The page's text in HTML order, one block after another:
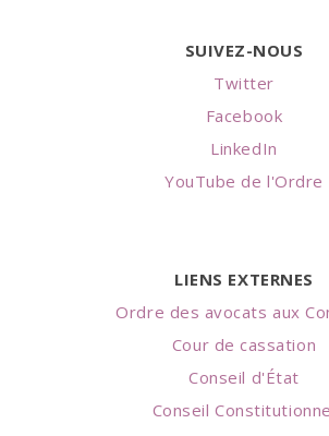
SUIVEZ-NOUS
Twitter
Facebook
LinkedIn
YouTube de l'Ordre
LIENS EXTERNES
Ordre des avocats aux
Cour de cassation
Conseil d'État
Conseil